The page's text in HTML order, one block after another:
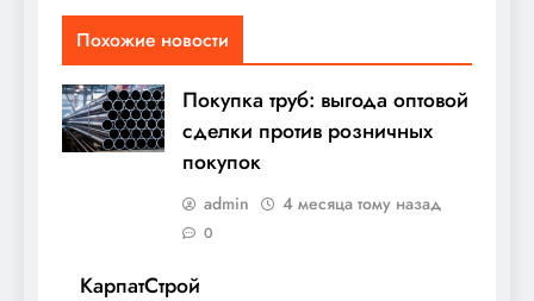
Похожие новости
Покупка труб: выгода оптовой
сделки против розничных
покупок
admin 4 месяца тому назад
0
КарпатСтрой